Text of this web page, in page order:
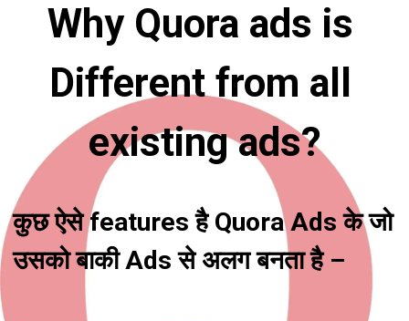
Why Quora ads is
Different from all
existing ads?
कुछ ऐसे features है Quora Ads के जो
उसको बाकी Ads से अलग बनता है –